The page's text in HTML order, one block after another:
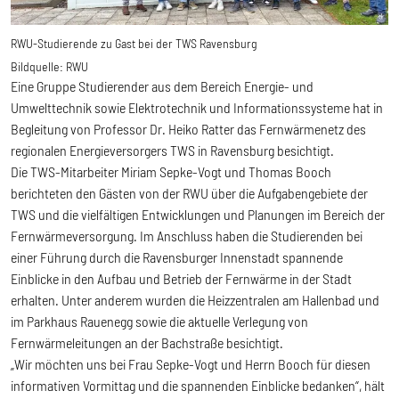
RWU-Studierende zu Gast bei der TWS Ravensburg
Bildquelle: RWU
Eine Gruppe Studierender aus dem Bereich Energie- und
Umwelttechnik sowie Elektrotechnik und Informationssysteme hat in
Begleitung von Professor Dr. Heiko Ratter das Fernwärmenetz des
regionalen Energieversorgers TWS in Ravensburg besichtigt.
Die TWS-Mitarbeiter Miriam Sepke-Vogt und Thomas Booch
berichteten den Gästen von der RWU über die Aufgabengebiete der
TWS und die vielfältigen Entwicklungen und Planungen im Bereich der
Fernwärmeversorgung. Im Anschluss haben die Studierenden bei
einer Führung durch die Ravensburger Innenstadt spannende
Einblicke in den Aufbau und Betrieb der Fernwärme in der Stadt
erhalten. Unter anderem wurden die Heizzentralen am Hallenbad und
im Parkhaus Rauenegg sowie die aktuelle Verlegung von
Fernwärmeleitungen an der Bachstraße besichtigt.
„Wir möchten uns bei Frau Sepke-Vogt und Herrn Booch für diesen
informativen Vormittag und die spannenden Einblicke bedanken“, hält